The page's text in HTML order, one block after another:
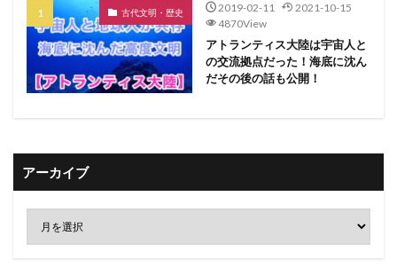
古代文明・歴史 2019-02-11
2021-10-15
4870View
アトランティス大陸は宇宙人と
の交流拠点だった！海底に沈ん
だその後の話も公開！
アーカイブ